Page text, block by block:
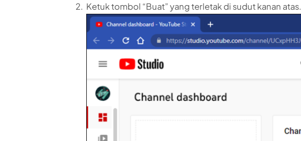
Ketuk tombol “Buat” yang terletak di sudut kanan atas.